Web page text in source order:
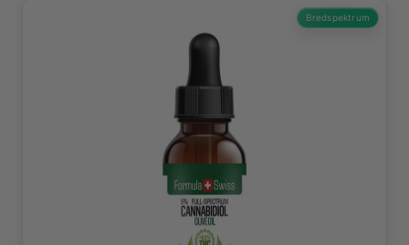
Bredspektrum